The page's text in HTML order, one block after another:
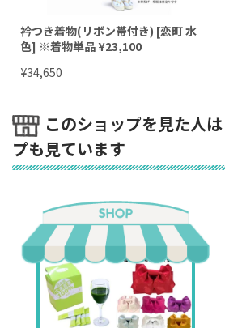
簡単半衿をつけ、ひもを2カ所結
一人で簡単に着れて、着崩れし
す。リボン部分は好きな形に自由に
帯の色が選べます！
※帯を購入したら帯締めプレゼント
（帯締めの色はショップのお見立
衿つき着物(リボン帯付き) [恋町 水
色] ※着物単品 ¥23,100
¥34,650
このショップを見た人
プも見ています